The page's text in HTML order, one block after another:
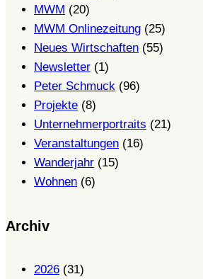
MWM (20)
MWM Onlinezeitung (25)
Neues Wirtschaften (55)
Newsletter (1)
Peter Schmuck (96)
Projekte (8)
Unternehmerportraits (21)
Veranstaltungen (16)
Wanderjahr (15)
Wohnen (6)
Archiv
2026 (31)